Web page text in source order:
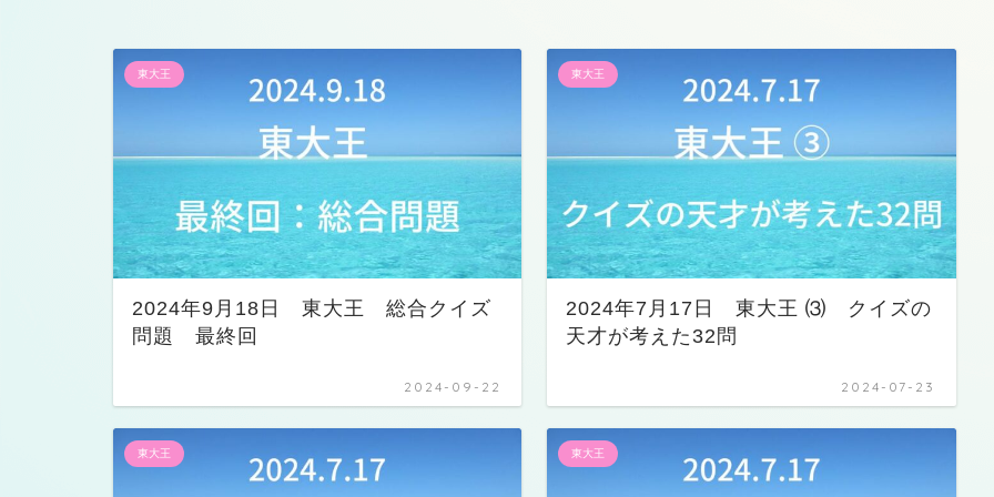
東大王
2024年9月18日 東大王 総合クイズ
問題 最終回
2024-09-22
東大王
2024年7月17日 東大王 ⑶ クイズの
天才が考えた32問
2024-07-23
東大王 東大王